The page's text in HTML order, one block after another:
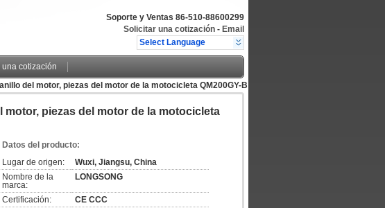
Soporte y Ventas 86-510-88600299
Solicitar una cotización - Email
Select Language
cotización
del motor, piezas del motor de la motocicleta QM200GY-B
piezas del motor de la motocicleta
Datos del producto:
Lugar de origen:
Wuxi, Jiangsu, China
Nombre de la
marca:
LONGSONG
Certificación:
CE CCC